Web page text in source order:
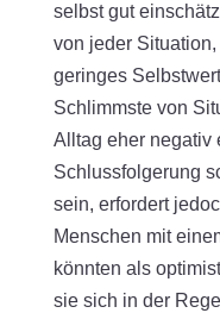
selbst gut
von jeder
geringes
Schlimmste von
Alltag eher negativ
Schlussfolgerung
sein, erfordert
Menschen mit
könnten als
sie sich in der